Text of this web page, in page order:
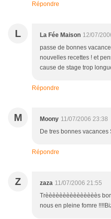
Répondre
L La Fée Maison 12/07/
passe de bonnes
nouvelles recettes ! et
cause de stage trop
Répondre
M Moony 11/07/2006 23:38
De tres bonnes vacances
Répondre
Z zaza 11/07/2006 21:55
Trèèèèèèèèèèèèèèès
nous en pleine fomre